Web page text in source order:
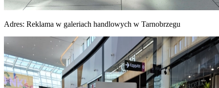
Adres: Reklama w galeriach handlowych w Tarnobrzegu